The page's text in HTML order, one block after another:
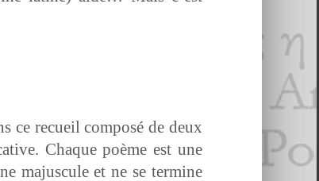
ce recueil com­posé de deux
Chaque poème est une
majus­cule et ne se ter­mine